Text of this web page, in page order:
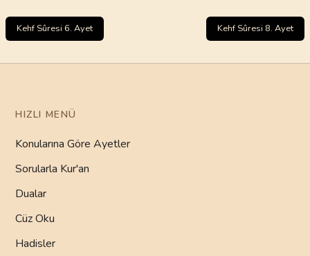
Kehf Sûresi 6. Ayet Kehf Sûresi 8. Ayet
HIZLI MENÜ
Konularına Göre Ayetler
Sorularla Kur'an
Dualar
Cüz Oku
Hadisler